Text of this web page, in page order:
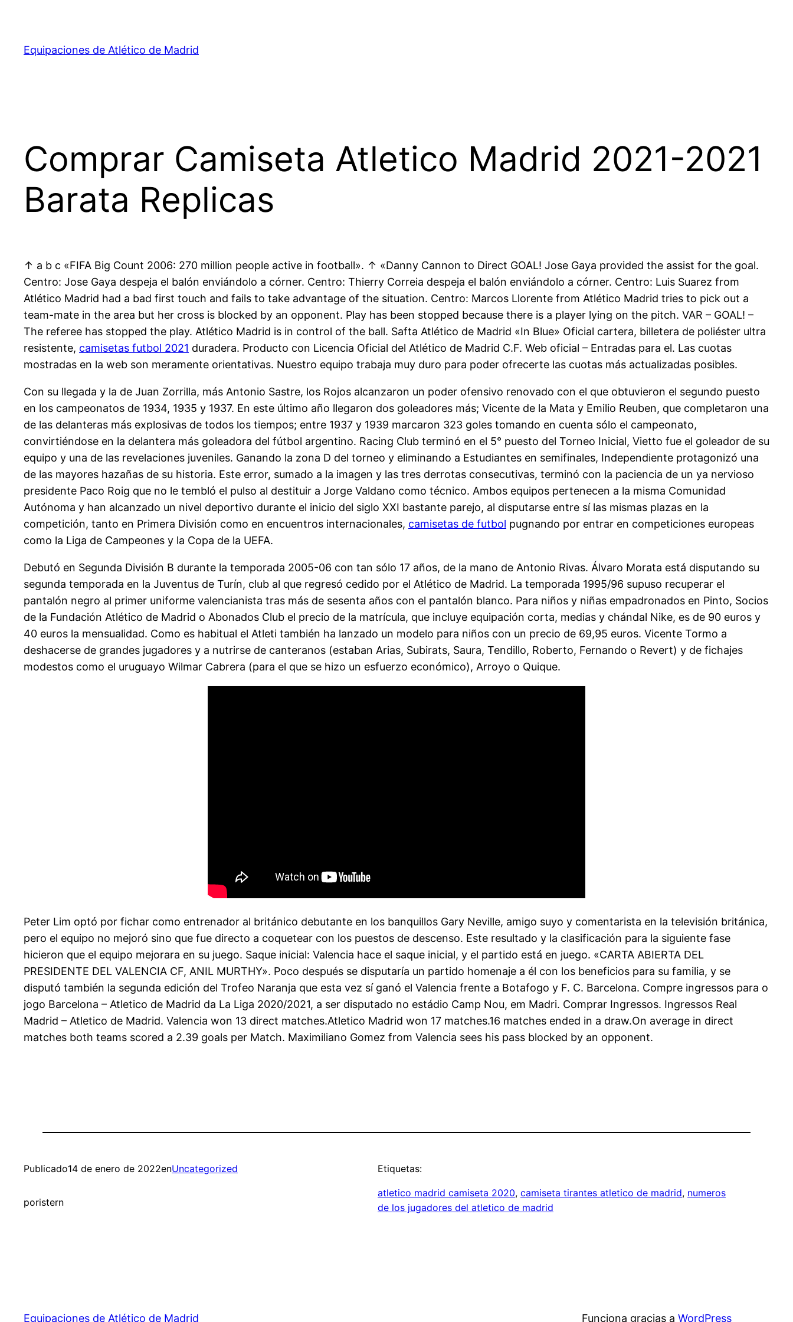
contenido
Equipaciones de Atlético de Madrid
Comprar Camiseta Atletico Madrid 2021-2021
Barata Replicas
↑ a b c «FIFA Big Count 2006: 270 million people active in football». ↑ «Danny Cannon to Direct GOAL! Jose Gaya provided the assist for the goal.
Centro: Jose Gaya despeja el balón enviándolo a córner. Centro: Thierry Correia despeja el balón enviándolo a córner. Centro: Luis Suarez from
Atlético Madrid had a bad first touch and fails to take advantage of the situation. Centro: Marcos Llorente from Atlético Madrid tries to pick out a
team-mate in the area but her cross is blocked by an opponent. Play has been stopped because there is a player lying on the pitch. VAR – GOAL! –
The referee has stopped the play. Atlético Madrid is in control of the ball. Safta Atlético de Madrid «In Blue» Oficial cartera, billetera de poliéster ultra
resistente, camisetas futbol 2021 duradera. Producto con Licencia Oficial del Atlético de Madrid C.F. Web oficial – Entradas para el. Las cuotas
mostradas en la web son meramente orientativas. Nuestro equipo trabaja muy duro para poder ofrecerte las cuotas más actualizadas posibles.
Con su llegada y la de Juan Zorrilla, más Antonio Sastre, los Rojos alcanzaron un poder ofensivo renovado con el que obtuvieron el segundo puesto
en los campeonatos de 1934, 1935 y 1937. En este último año llegaron dos goleadores más; Vicente de la Mata y Emilio Reuben, que completaron una
de las delanteras más explosivas de todos los tiempos; entre 1937 y 1939 marcaron 323 goles tomando en cuenta sólo el campeonato,
convirtiéndose en la delantera más goleadora del fútbol argentino. Racing Club terminó en el 5° puesto del Torneo Inicial, Vietto fue el goleador de su
equipo y una de las revelaciones juveniles. Ganando la zona D del torneo y eliminando a Estudiantes en semifinales, Independiente protagonizó una
de las mayores hazañas de su historia. Este error, sumado a la imagen y las tres derrotas consecutivas, terminó con la paciencia de un ya nervioso
presidente Paco Roig que no le tembló el pulso al destituir a Jorge Valdano como técnico. Ambos equipos pertenecen a la misma Comunidad
Autónoma y han alcanzado un nivel deportivo durante el inicio del siglo XXI bastante parejo, al disputarse entre sí las mismas plazas en la
competición, tanto en Primera División como en encuentros internacionales, camisetas de futbol pugnando por entrar en competiciones europeas
como la Liga de Campeones y la Copa de la UEFA.
Debutó en Segunda División B durante la temporada 2005-06 con tan sólo 17 años, de la mano de Antonio Rivas. Álvaro Morata está disputando su
segunda temporada en la Juventus de Turín, club al que regresó cedido por el Atlético de Madrid. La temporada 1995/96 supuso recuperar el
pantalón negro al primer uniforme valencianista tras más de sesenta años con el pantalón blanco. Para niños y niñas empadronados en Pinto, Socios
de la Fundación Atlético de Madrid o Abonados Club el precio de la matrícula, que incluye equipación corta, medias y chándal Nike, es de 90 euros y
40 euros la mensualidad. Como es habitual el Atleti también ha lanzado un modelo para niños con un precio de 69,95 euros. Vicente Tormo a
deshacerse de grandes jugadores y a nutrirse de canteranos (estaban Arias, Subirats, Saura, Tendillo, Roberto, Fernando o Revert) y de fichajes
modestos como el uruguayo Wilmar Cabrera (para el que se hizo un esfuerzo económico), Arroyo o Quique.
Peter Lim optó por fichar como entrenador al británico debutante en los banquillos Gary Neville, amigo suyo y comentarista en la televisión británica,
pero el equipo no mejoró sino que fue directo a coquetear con los puestos de descenso. Este resultado y la clasificación para la siguiente fase
hicieron que el equipo mejorara en su juego. Saque inicial: Valencia hace el saque inicial, y el partido está en juego. «CARTA ABIERTA DEL
PRESIDENTE DEL VALENCIA CF, ANIL MURTHY». Poco después se disputaría un partido homenaje a él con los beneficios para su familia, y se
disputó también la segunda edición del Trofeo Naranja que esta vez sí ganó el Valencia frente a Botafogo y F. C. Barcelona. Compre ingressos para o
jogo Barcelona – Atletico de Madrid da La Liga 2020/2021, a ser disputado no estádio Camp Nou, em Madri. Comprar Ingressos. Ingressos Real
Madrid – Atletico de Madrid. Valencia won 13 direct matches.Atletico Madrid won 17 matches.16 matches ended in a draw.On average in direct
matches both teams scored a 2.39 goals per Match. Maximiliano Gomez from Valencia sees his pass blocked by an opponent.
Publicado14 de enero de 2022enUncategorized
poristern
Etiquetas:
atletico madrid camiseta 2020, camiseta tirantes atletico de madrid, numeros
de los jugadores del atletico de madrid
Equipaciones de Atlético de Madrid Funciona gracias a WordPress